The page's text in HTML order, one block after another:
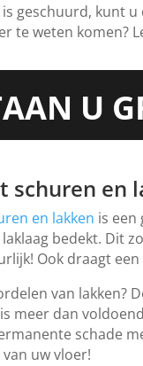
geschuurd, kunt
te weten komen?
U
schuren en
en lakken is een
bedekt. Dit
Ook draagt
van lakken?
meer dan
schade
uw vloer!